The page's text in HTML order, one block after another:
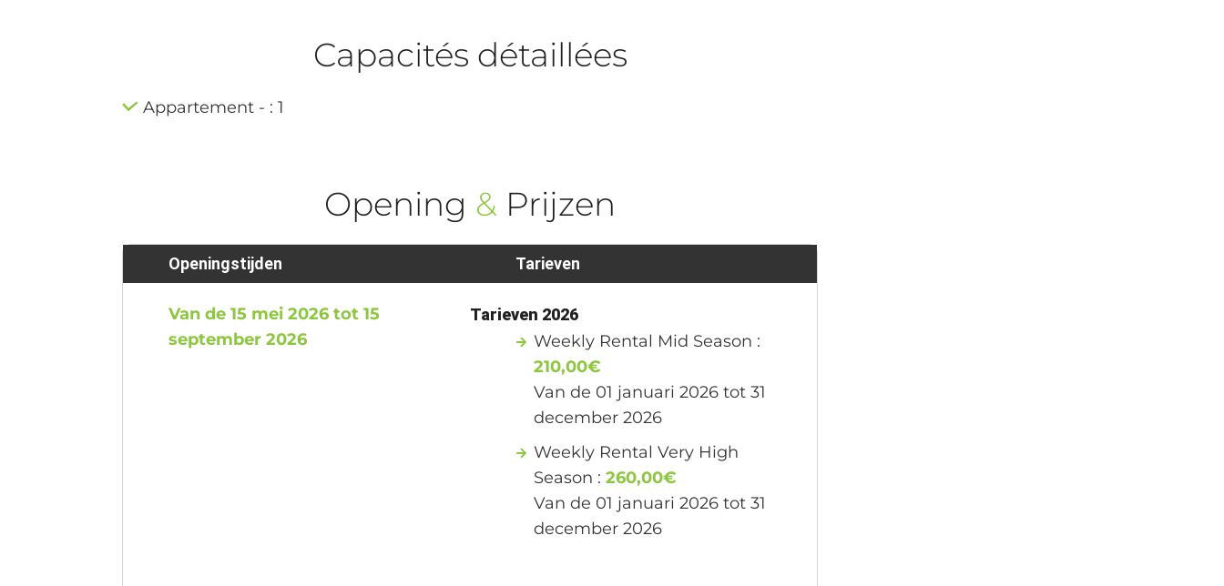
Capacités détaillées
Appartement - : 1
Opening & Prijzen
Openingstijden
Van de 15 mei 2026 tot 15
september 2026
Tarieven
Tarieven 2026
Weekly Rental Mid Season :
210,00€
Van de 01 januari 2026 tot 31
december 2026
Weekly Rental Very High
Season :260,00€
Van de 01 januari 2026 tot 31
december 2026